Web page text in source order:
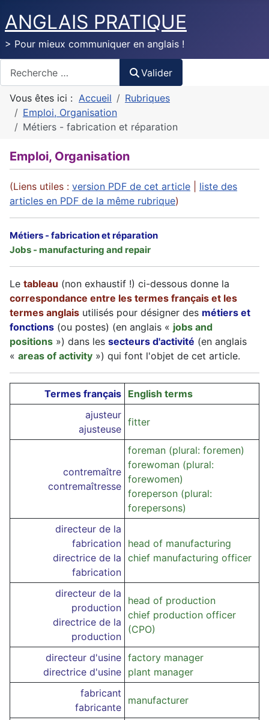
ANGLAIS PRATIQUE
> Pour mieux communiquer en anglais !
Valider
Vous êtes ici : Accueil
Rubriques
Emploi, Organisation
Métiers - fabrication et réparation
Emploi, Organisation
(Liens utiles : version PDF de cet article
liste des
articles en PDF de la même rubrique)
Métiers - fabrication et réparation
Jobs - manufacturing and repair
Le tableau (non exhaustif !) ci-dessous donne la
correspondance entre les termes français et les
termes anglais utilisés pour désigner des métiers et
fonctions (ou postes) (en anglais « jobs and
positions ») dans les secteurs d'activité (en anglais
« areas of activity ») qui font l'objet de cet article.
Termes français English terms
ajusteur
ajusteuse
fitter
contremaître
contremaîtresse
foreman (plural: foremen)
forewoman (plural:
forewomen)
foreperson (plural:
forepersons)
directeur de la
fabrication
directrice de la
fabrication
head of manufacturing
chief manufacturing officer
directeur de la
production
directrice de la
production
head of production
chief production officer
(CPO)
directeur d'usine
directrice d'usine
factory manager
plant manager
fabricant
fabricante
manufacturer